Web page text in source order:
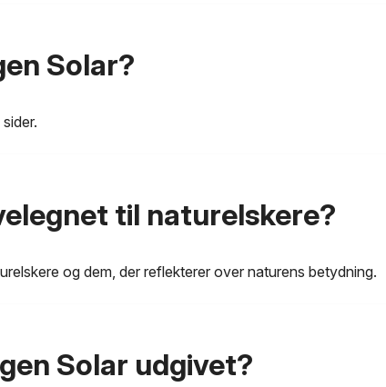
Solar?
til naturelskere?
og dem, der reflekterer over naturens betydning.
Solar udgivet?